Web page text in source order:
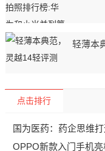
轻薄本
点击排行
国为医药：药企思维
OPPO新款入门手机